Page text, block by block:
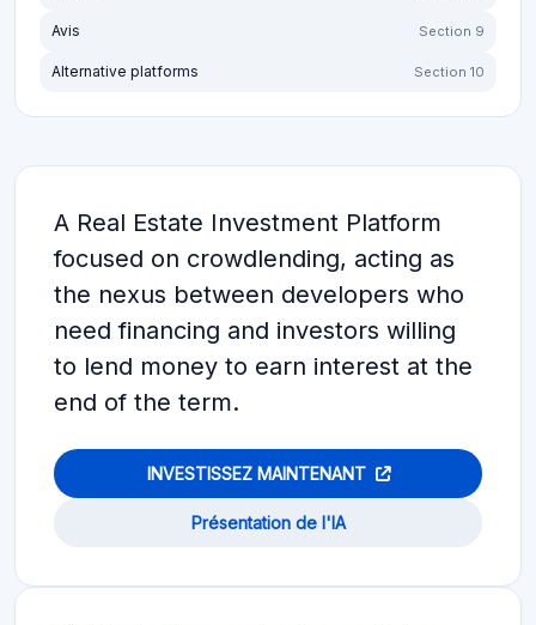
Avis Section 9
Alternative platforms Section 10
A Real Estate Investment Platform
focused on crowdlending, acting as
the nexus between developers who
need financing and investors willing
to lend money to earn interest at the
end of the term.
INVESTISSEZ MAINTENANT
Présentation de l'IA